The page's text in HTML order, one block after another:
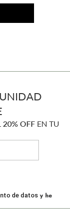
20% OFFEN TU
de datos y he